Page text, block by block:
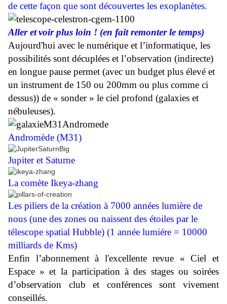
de cette façon que sont découvertes les exoplanètes.
Aller etvoir plus loin ! (en fait remonter le temps)
Aujourd'hui avec le numérique et l’informatique, les
possibilités sont décuplées et l’observation (indirecte)
en longue pause permet (avec un budget plus élevé et
un instrument de 150 ou 200mm ou plus comme ci
dessus)) de « sonder » le ciel profond (galaxies et
nébuleuses).
Andromède (M31)
Jupiter et Saturne
La comète Ikeya-zhang
Les piliers de la création à 7000 années lumière de
nous (une des zones ou naissent des étoiles par le
télescope spatial Hubble) (1 année lumiére = 10000
milliards de Kms)
Enfin l’abonnement à l'excellente revue « Ciel et
Espace » et la participation à des stages ou soirées
d’observation club et conférences sont vivement
conseillés.